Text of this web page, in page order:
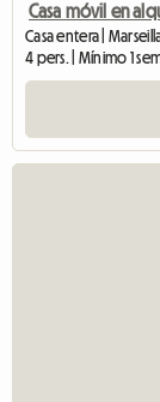
Casa móvil en
Casa entera |
4 pers. | Mínimo 1